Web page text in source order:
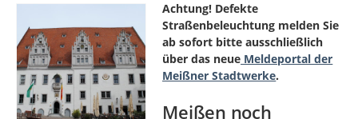
Achtung! Defekte
Straßenbeleuchtung melden Sie
ab sofort bitte ausschließlich
über das neue Meldeportal der
Meißner Stadtwerke.
Meißen noch